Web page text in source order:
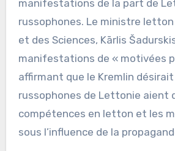
manifestations de la part de
russophones. Le ministre letton
et des Sciences, Kārlis
manifestations de « motivées
affirmant que le Kremlin
russophones de Lettonie aient
compétences en letton et les
sous l’influence de la